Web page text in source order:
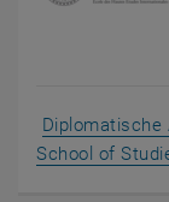
Diplomatische
School of